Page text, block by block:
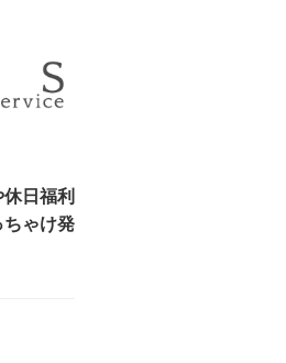
日福利
ちゃけ発